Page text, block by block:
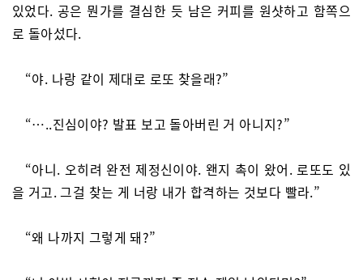
있었다. 공은 뭔가를 결심한 듯 남은 커피를 원샷하고 함쪽으
로 돌아섰다.
“야. 나랑 같이 제대로 로또 찾을래?”
“…..진심이야? 발표 보고 돌아버린 거 아니지?”
“아니. 오히려 완전 제정신이야. 왠지 촉이 왔어. 로또도 있
을 거고. 그걸 찾는 게 너랑 내가 합격하는 것보다 빨라.”
“왜 나까지 그렇게 돼?”